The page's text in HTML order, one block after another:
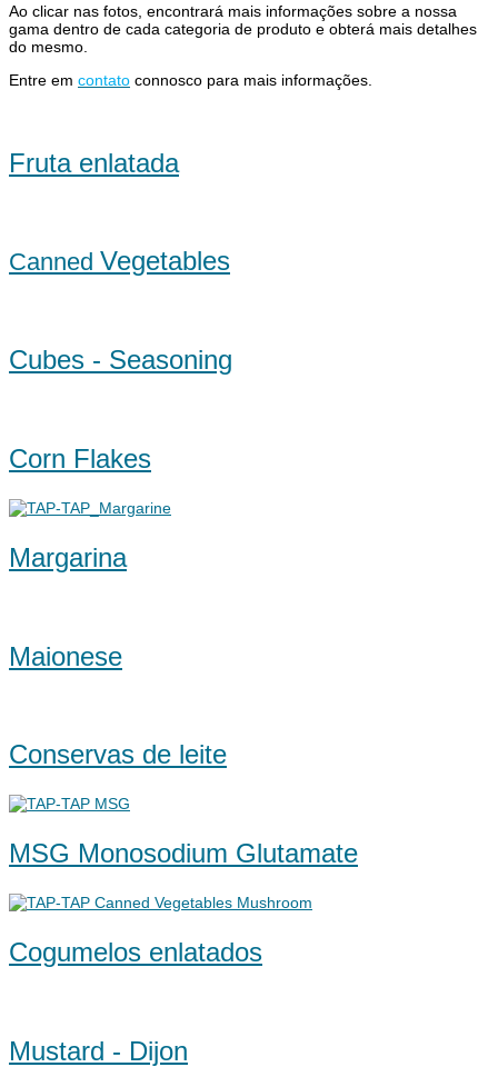
Ao clicar nas fotos, encontrará mais informações sobre a nossa
gama dentro de cada categoria de produto e obterá mais detalhes
do mesmo.
Entre em contato connosco para mais informações.
Fruta enlatada
Canned Vegetables
Cubes - Seasoning
Corn Flakes
Margarina
Maionese
Conservas de leite
MSG Monosodium Glutamate
Cogumelos enlatados
Mustard - Dijon